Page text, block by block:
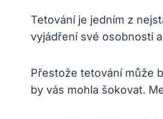
Tetování je jedním z
vyjádření své osobnosti
Přestože tetování může
by vás mohla šokovat.